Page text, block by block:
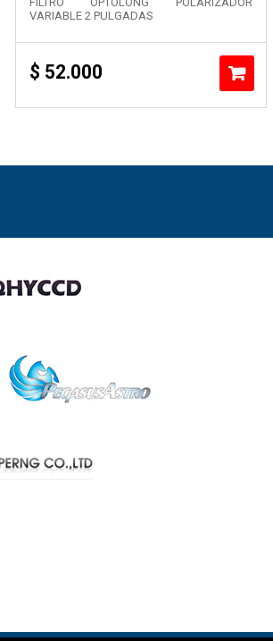
VARIABLE 2 PULGADAS
$ 52.000